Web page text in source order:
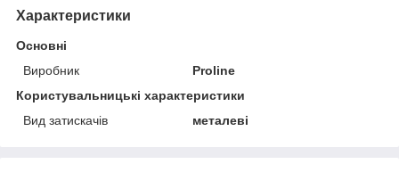
Характеристики
Основні
Виробник
Proline
Користувальницькі характеристики
Вид затискачів
металеві